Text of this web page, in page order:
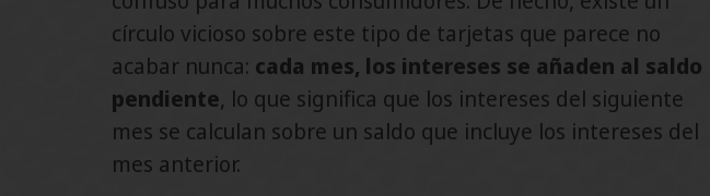
círculo vicioso sobre este tipo de tarjetas que parece no
acabar nunca: cada mes, los intereses se añaden al saldo
pendiente, lo que significa que los intereses del siguiente
mes se calculan sobre un saldo que incluye los intereses del
mes anterior.